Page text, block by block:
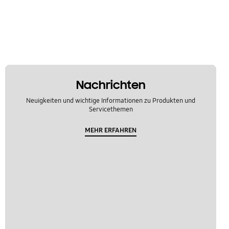
Nachrichten
Neuigkeiten und wichtige Informationen zu Produkten und
Servicethemen
MEHR ERFAHREN